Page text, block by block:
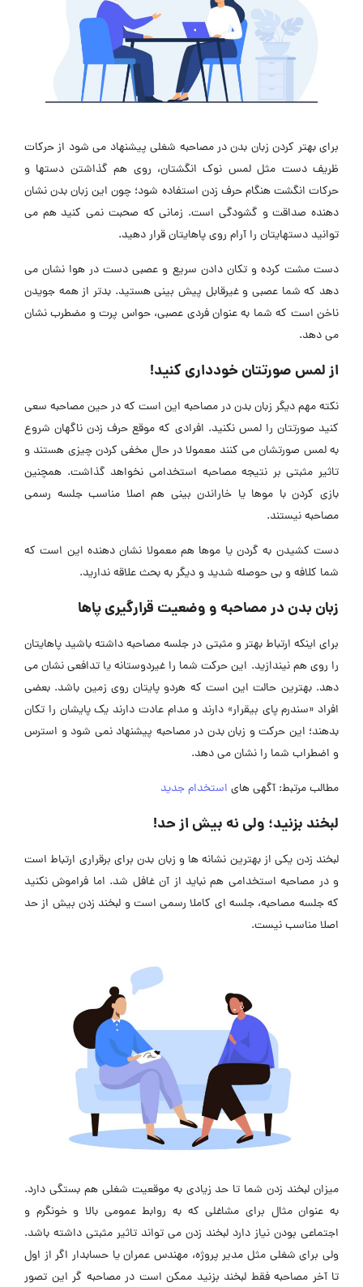
برای بهتر کردن زبان بدن در مصاحبه شغلی پیشنهاد می شود از حرکات
ظریف دست مثل لمس نوک انگشتان، روی هم گذاشتن دستها و
حرکات انگشت هنگام حرف زدن استفاده شود؛ چون این زبان بدن نشان
دهنده صداقت و گشودگی است. زمانی که صحبت نمی کنید هم می
توانید دستهایتان را آرام روی پاهایتان قرار دهید.
دست مشت کرده و تکان دادن سریع و عصبی دست در هوا نشان می
دهد که شما عصبی و غیرقابل پیش بینی هستید. بدتر از همه جویدن
ناخن است که شما به عنوان فردی عصبی، حواس پرت و مضطرب نشان
می دهد.
از لمس صورتتان خودداری کنید!
نکته مهم دیگر زبان بدن در مصاحبه این است که در حین مصاحبه سعی
کنید صورتتان را لمس نکنید. افرادی که موقع حرف زدن ناگهان شروع
به لمس صورتشان می کنند معمولا در حال مخفی کردن چیزی هستند و
تاثیر مثبتی بر نتیجه مصاحبه استخدامی نخواهد گذاشت. همچنین
بازی کردن با موها یا خاراندن بینی هم اصلا مناسب جلسه رسمی
مصاحبه نیستند.
دست کشیدن به گردن یا موها هم معمولا نشان دهنده این است که
شما کلافه و بی حوصله شدید و دیگر به بحث علاقه ندارید.
زبان بدن در مصاحبه و وضعیت قرارگیری پاها
برای اینکه ارتباط بهتر و مثبتی در جلسه مصاحبه داشته باشید پاهایتان
را روی هم نیندازید. این حرکت شما را غیردوستانه یا تدافعی نشان می
دهد. بهترین حالت این است که هردو پایتان روی زمین باشد. بعضی
افراد «سندرم پای بیقرار» دارند و مدام عادت دارند یک پایشان را تکان
بدهند؛ این حرکت و زبان بدن در مصاحبه پیشنهاد نمی شود و استرس
و اضطراب شما را نشان می دهد.
مطالب مرتبط: آگهی های استخدام جدید
لبخند بزنید؛ ولی نه بیش از حد!
لبخند زدن یکی از بهترین نشانه ها و زبان بدن برای برقراری ارتباط است
و در مصاحبه استخدامی هم نباید از آن غافل شد. اما فراموش نکنید
که جلسه مصاحبه، جلسه ای کاملا رسمی است و لبخند زدن بیش از حد
اصلا مناسب نیست.
میزان لبخند زدن شما تا حد زیادی به موقعیت شغلی هم بستگی دارد.
به عنوان مثال برای مشاغلی که به روابط عمومی بالا و خونگرم و
اجتماعی بودن نیاز دارد لبخند زدن می تواند تاثیر مثبتی داشته باشد.
ولی برای شغلی مثل مدیر پروژه، مهندس عمران یا حسابدار اگر از اول
تا آخر مصاحبه فقط لبخند بزنید ممکن است در مصاحبه گر این تصور